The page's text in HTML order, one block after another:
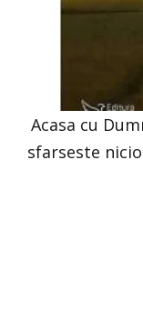
Acasa cu
sfarseste